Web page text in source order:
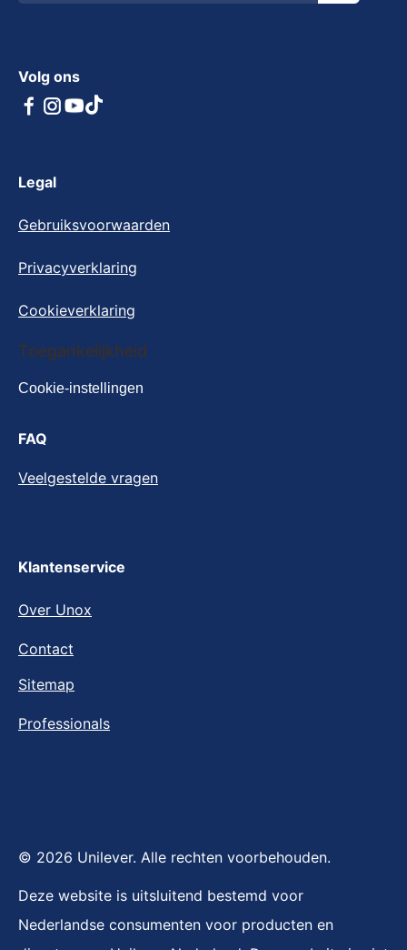
Volg ons
Legal
Gebruiksvoorwaarden
Privacyverklaring
Cookieverklaring
Cookie-instellingen
Toegankelijkheid
FAQ
Klantenservice
Over Unox
Contact
Sitemap
© 2026 Unilever. Alle rechten voorbehouden.
Deze website is uitsluitend bestemd voor